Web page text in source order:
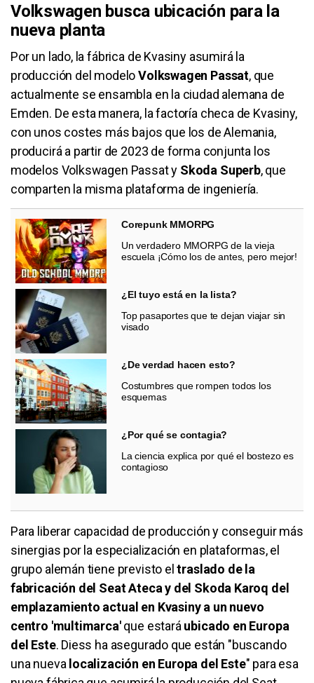
Volkswagen busca ubicación para la
nueva planta
Por un lado, la fábrica de Kvasiny asumirá la
producción del modeloVolkswagen Passat, que
actualmente se ensambla en la ciudad alemana de
Emden. De esta manera, la factoría checa de Kvasiny,
con unos costes más bajos que los de Alemania,
producirá a partir de 2023 de forma conjunta los
modelos Volkswagen Passat y Skoda Superb, que
comparten la misma plataforma de ingeniería.
Corepunk MMORPG
Un verdadero MMORPG de la vieja
escuela ¡Cómo los de antes, pero mejor!
¿El tuyo está en la lista?
Top pasaportes que te dejan viajar sin
visado
¿De verdad hacen esto?
Costumbres que rompen todos los
esquemas
¿Por qué se contagia?
La ciencia explica por qué el bostezo es
contagioso
Para liberar capacidad de producción y conseguir más
sinergias por la especialización en plataformas, el
grupo alemán tiene previsto eltraslado de la
fabricación del Seat Ateca y del Skoda Karoq del
emplazamiento actual en Kvasiny a un nuevo
centro 'multimarca'que estará ubicado en Europa
del Este. Diess ha asegurado que están "buscando
una nueva localización en Europa del Este" para esa